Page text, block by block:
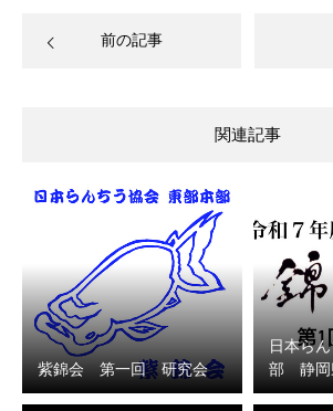
前の記事
関連記事
紫錦会 第一回 研究会
日本ら
部 静岡